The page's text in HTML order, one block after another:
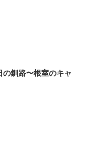
釧路〜根室のキャ